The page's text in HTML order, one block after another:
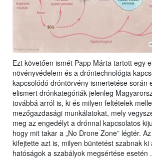
Ezt követően ismét Papp Márta tartott egy
növényvédelem és a dróntechnológia
kapcsolódó dróntörvény ismertetése során
elismert drónkategóriák jelenleg
továbbá arról is, ki és milyen feltételek
mezőgazdasági munkálatokat, mely
meg az engedélyt a drónnal kapcsolatos
hogy mit takar a „No Drone Zone” légtér.
kifejtette azt is, milyen büntetést szabnak ki
hatóságok a szabályok megsértése esetén .